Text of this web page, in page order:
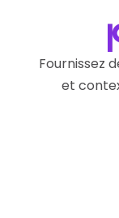
Fournissez
et